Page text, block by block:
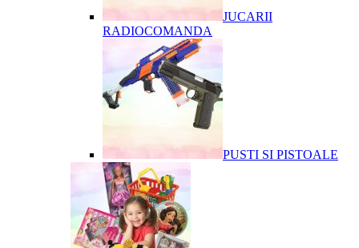
JUCARII
RADIOCOMANDA
PUSTI SI PISTOALE